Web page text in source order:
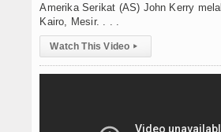
Amerika Serikat (AS) John Kerry
Kairo, Mesir. . . .
Watch This Video ▸